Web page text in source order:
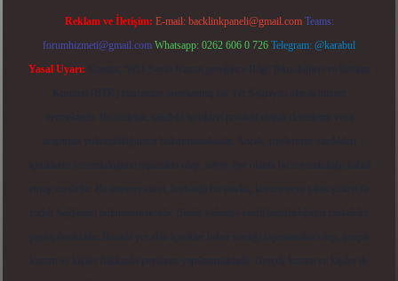
Reklam ve İletişim: E-mail: backlinkpaneli@gmail.com Teams:
forumhizmeti@gmail.com Whatsapp: 0262 606 0 726 Telegram: @karabul
Yasal Uyarı: